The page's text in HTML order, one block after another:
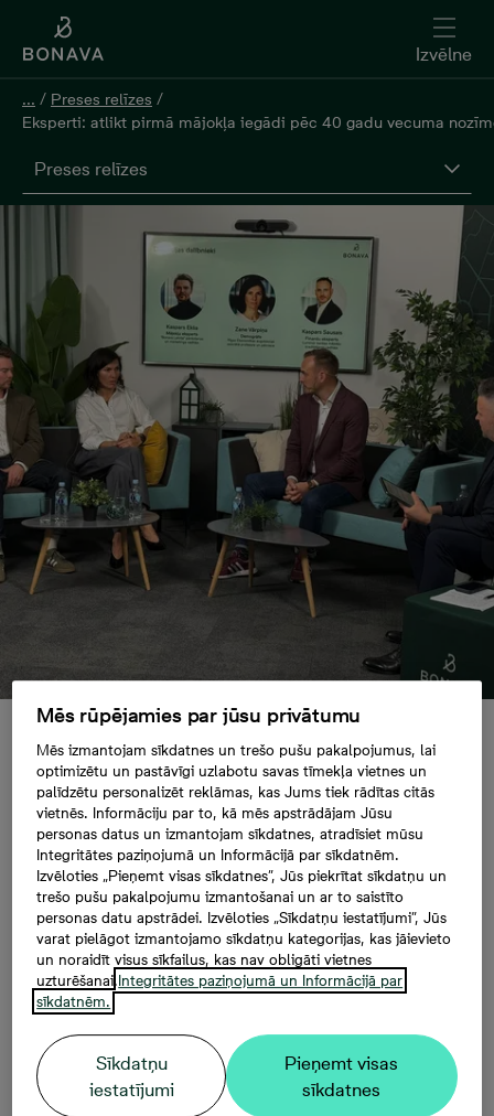
Izvēlne
... / Preses relīzes /
Eksperti: atlikt pirmā mājokļa iegādi pēc 40 gadu vecuma
Preses relīzes
Eksperti: atlikt pirmā
mājokļa iegādi pēc
40 gadu vecuma
nozīmē uzņemties
lielāku finansiālo
slogu
Mēs rūpējamies par jūsu privātumu
Mēs izmantojam sīkdatnes un trešo pušu pakalpojumus, lai
optimizētu un pastāvīgi uzlabotu savas tīmekļa vietnes un
palīdzētu personalizēt reklāmas, kas Jums tiek rādītas citās
vietnēs. Informāciju par to, kā mēs apstrādājam Jūsu
personas datus un izmantojam sīkdatnes, atradīsiet mūsu
Integritātes paziņojumā un Informācijā par sīkdatnēm.
Izvēloties „Pieņemt visas sīkdatnes”, Jūs piekrītat sīkdatņu un
trešo pušu pakalpojumu izmantošanai un ar to saistīto
personas datu apstrādei. Izvēloties „Sīkdatņu iestatījumi”, Jūs
varat pielāgot izmantojamo sīkdatņu kategorijas, kas jāievieto
un noraidīt visus sīkfailus, kas nav obligāti vietnes
uzturēšanai.Integritātes paziņojumā un Informācijā par
sīkdatnēm.
Sīkdatņu
iestatījumi
Pieņemt visas
sīkdatnes